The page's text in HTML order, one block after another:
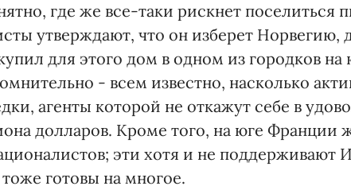
где же все-таки рискнет поселиться
утверждают, что он изберет Норвегию,
для этого дом в одном из городков
- всем известно, насколько
агенты которой не откажут себе в
долларов. Кроме того, на юге Франции
эти хотя и не поддерживают
тоже готовы на многое.